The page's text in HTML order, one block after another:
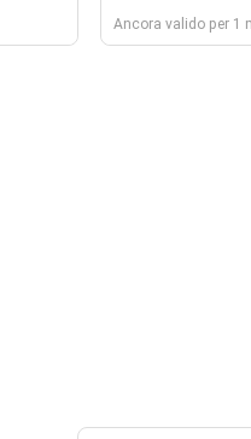
Ancora valido per 1